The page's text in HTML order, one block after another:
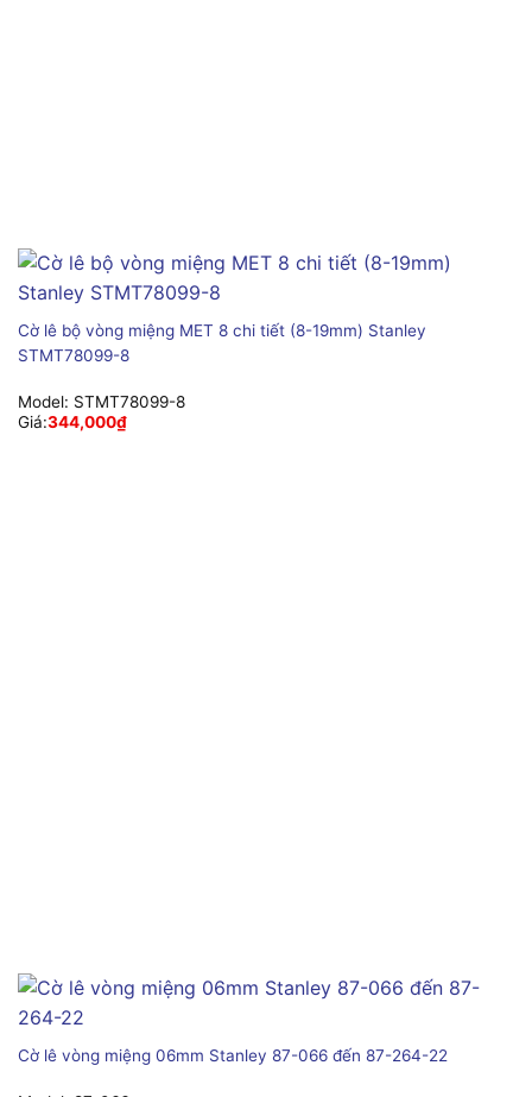
Cờ lê bộ vòng miệng MET 8 chi tiết (8-19mm) Stanley
STMT78099-8
Model: STMT78099-8
Giá:344,000₫
Cờ lê vòng miệng 06mm Stanley 87-066 đến 87-264-22